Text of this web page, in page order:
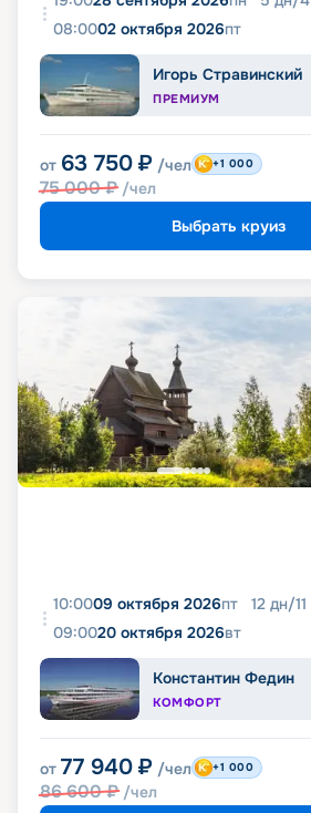
08:0002 октября 2026пт
Игорь Стравинский
ПРЕМИУМ
от 63 750 ₽ /чел
75 000₽ /чел
+1 000
Выбрать круиз
10:0009 октября 2026пт 12 дн/11
09:0020 октября 2026вт
Константин Федин
КОМФОРТ
от 77 940 ₽ /чел
86 600₽ /чел
+1 000